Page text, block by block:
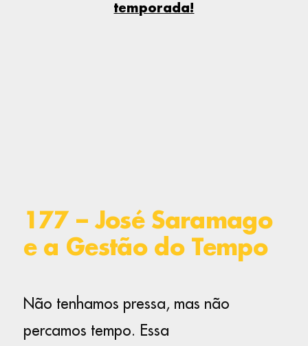
temporada!
177 – José Saramago
e a Gestão do Tempo
Não tenhamos pressa, mas não
percamos tempo. Essa